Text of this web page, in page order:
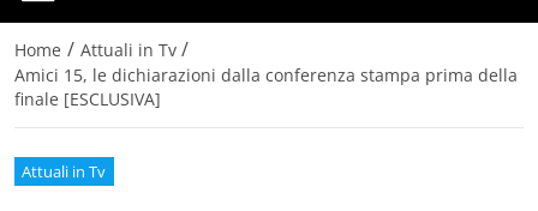
Home / Attuali in Tv /
Amici 15, le dichiarazioni dalla conferenza stampa prima della
finale [ESCLUSIVA]
Attuali in Tv